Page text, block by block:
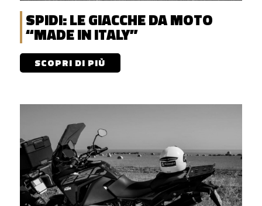
SPIDI: LE GIACCHE DA MOTO
“MADE IN ITALY”
SCOPRI DI PIÙ